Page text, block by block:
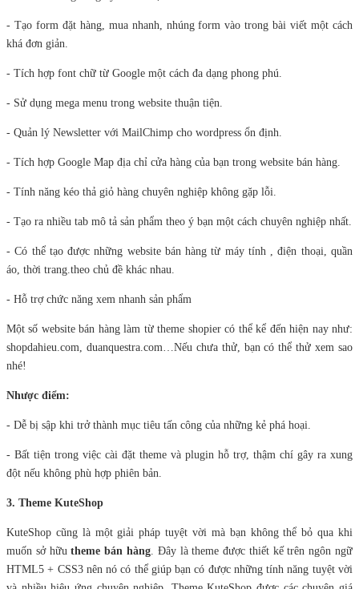
- Tạo form đặt hàng, mua nhanh, nhúng form vào trong bài viết một cách
khá đơn giản.
- Tích hợp font chữ từ Google một cách đa dạng phong phú.
- Sử dụng mega menu trong website thuận tiện.
- Quản lý Newsletter với MailChimp cho wordpress ổn định.
- Tích hợp Google Map địa chỉ cửa hàng của bạn trong website bán hàng.
- Tính năng kéo thả giỏ hàng chuyên nghiệp không gặp lỗi.
- Tạo ra nhiều tab mô tả sản phẩm theo ý bạn một cách chuyên nghiệp nhất.
- Có thể tạo được những website bán hàng từ máy tính , điện thoại, quần
áo, thời trang.theo chủ đề khác nhau.
- Hỗ trợ chức năng xem nhanh sản phẩm
Một số website bán hàng làm từ theme shopier có thể kể đến hiện nay như:
shopdahieu.com, duanquestra.com…Nếu chưa thử, bạn có thể thử xem sao
nhé!
Nhược điểm:
- Dễ bị sập khi trở thành mục tiêu tấn công của những kẻ phá hoại.
- Bất tiện trong việc cài đặt theme và plugin hỗ trợ, thậm chí gây ra xung
đột nếu không phù hợp phiên bản.
3. Theme KuteShop
KuteShop cũng là một giải pháp tuyệt vời mà bạn không thể bỏ qua khi
muốn sở hữutheme bán hàng. Đây là theme được thiết kế trên ngôn ngữ
HTML5 + CSS3 nên nó có thể giúp bạn có được những tính năng tuyệt vời